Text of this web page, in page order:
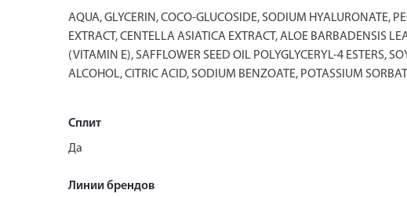
AQUA, GLYCERIN, COCO-GLUCOSIDE, SODIUM HYALURONATE,
EXTRACT, CENTELLA ASIATICA EXTRACT, ALOE BARBADENSIS
(VITAMIN E), SAFFLOWER SEED OIL POLYGLYCERYL-4 ESTERS,
ALCOHOL, CITRIC ACID, SODIUM BENZOATE, POTASSIUM
Сплит
Да
Линии брендов